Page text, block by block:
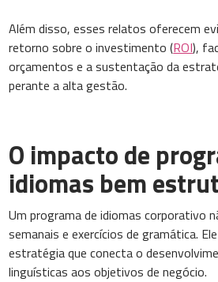
Além disso, esses relatos oferecem
retorno sobre o investimento (ROI),
orçamentos e a sustentação da
perante a alta gestão.
O impacto de
idiomas bem
Um programa de idiomas corporativo
semanais e exercícios de gramática.
estratégia que conecta o
linguísticas aos objetivos de negócio.